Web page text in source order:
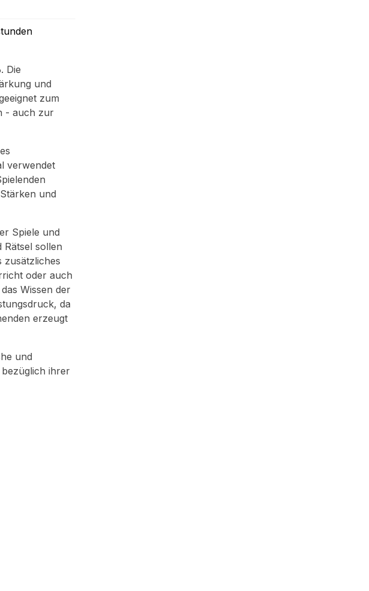
Die
und
zum
- auch zur
verwendet
und
Spiele und
sollen
zusätzliches
oder auch
Wissen der
da
erzeugt
und
bezüglich ihrer